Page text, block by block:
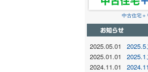
中古住宅＋
2025.05.01
2025.01.01
2024.11.01